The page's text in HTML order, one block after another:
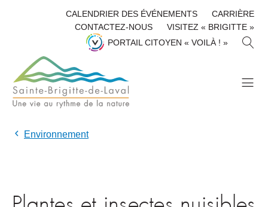
CALENDRIER DES ÉVÉNEMENTS
CARRIÈRE
CONTACTEZ-NOUS
VISITEZ « BRIGITTE »
PORTAIL CITOYEN « VOILÀ ! »
H
Environnement
Plantes et insectes nuisibles